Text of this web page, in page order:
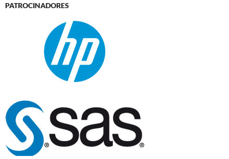
PATROCINADORES